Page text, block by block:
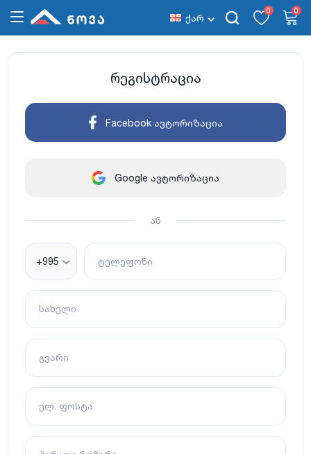
ქარ
0 0
რეგისტრაცია
Facebook ავტორიზაცია
Google ავტორიზაცია
ან
+995 ტელეფონი
სახელი
გვარი
ელ. ფოსტა